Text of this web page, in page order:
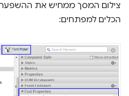
צילום המסך ממחיש את ההשפעה
הכלים למפתחים: